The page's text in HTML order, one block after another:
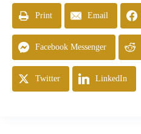
Print Email
Facebook Messenger
Twitter LinkedIn